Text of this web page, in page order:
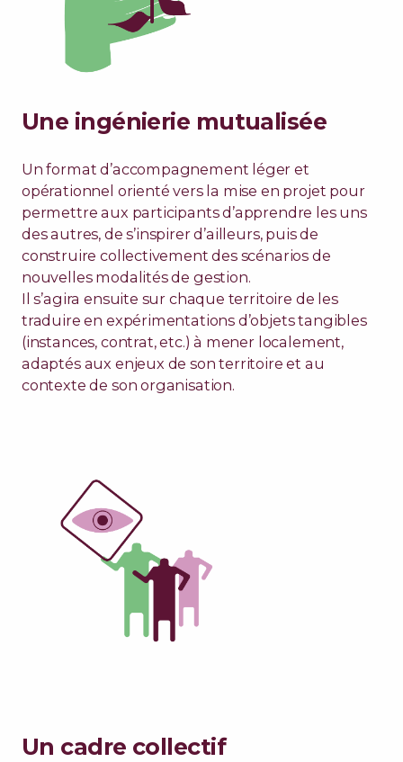
Une ingénierie mutualisée
Un format d’accompagnement léger et
opérationnel orienté vers la mise en projet pour
permettre aux participants d’apprendre les uns
des autres, de s’inspirer d’ailleurs, puis de
construire collectivement des scénarios de
nouvelles modalités de gestion.
Il s’agira ensuite sur chaque territoire de les
traduire en expérimentations d’objets tangibles
(instances, contrat, etc.) à mener localement,
adaptés aux enjeux de son territoire et au
contexte de son organisation.
Un cadre collectif